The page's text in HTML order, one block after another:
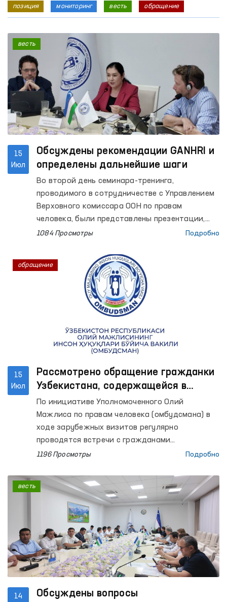
позиция мониторинг весть обращение
15
Июл
Обсуждены рекомендации GANHRI и
определены дальнейшие шаги
Во второй день семинара-тренинга,
проводимого в сотрудничестве с Управлением
Верховного комиссара ООН по правам
человека, были представлены презентации,
посвященные бюджетному процессу,
организационной структуре, деятельности в
регионах и институциональному потенциалу
института Омбудсмана. Кроме того, с
участниками состоялись обсуждения и сессия
вопросов и ответов по основным требованиям
1084 Просмотры Подробно
весть
15
Июл
Рассмотрено обращение гражданки
Узбекистана, содержащейся в
следственном изоляторе в Беларуси
По инициативе Уполномоченного Олий
Мажлиса по правам человека (омбудсмана) в
ходе зарубежных визитов регулярно
проводятся встречи с гражданами
Узбекистана, содержащимися в
государств.
1196 Просмотры Подробно
обращение
14
Обсуждены вопросы
весть